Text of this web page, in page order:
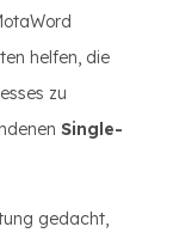
helfen, die
zu
Single-
gedacht,